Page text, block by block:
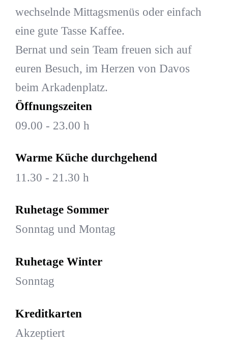
wechselnde Mittagsmenüs oder einfach
eine gute Tasse Kaffee.
Bernat und sein Team freuen sich auf
euren Besuch, im Herzen von Davos
beim Arkadenplatz.
Öffnungszeiten
09.00 - 23.00 h
Warme Küche durchgehend
11.30 - 21.30 h
Ruhetage Sommer
Sonntag und Montag
Ruhetage Winter
Sonntag
Kreditkarten
Akzeptiert